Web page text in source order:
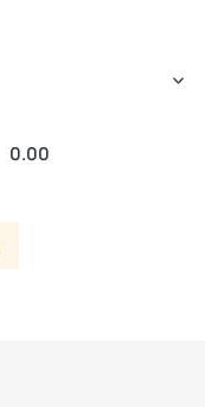
0.00